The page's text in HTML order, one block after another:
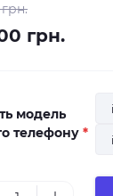
грн.
модель
телефону *